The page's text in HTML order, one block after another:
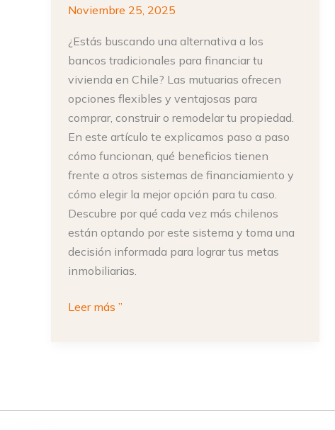
Noviembre 25, 2025
¿Estás buscando una alternativa a los
bancos tradicionales para financiar tu
vivienda en Chile? Las mutuarias ofrecen
opciones flexibles y ventajosas para
comprar, construir o remodelar tu propiedad.
En este artículo te explicamos paso a paso
cómo funcionan, qué beneficios tienen
frente a otros sistemas de financiamiento y
cómo elegir la mejor opción para tu caso.
Descubre por qué cada vez más chilenos
están optando por este sistema y toma una
decisión informada para lograr tus metas
inmobiliarias.
para
crédito
Leer más ”